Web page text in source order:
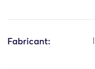
Fabricant: